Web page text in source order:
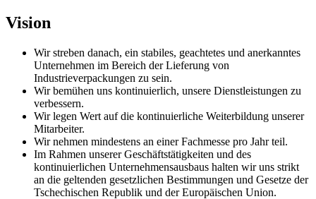
Vision
Wir streben danach, ein stabiles, geachtetes und anerkanntes
Unternehmen im Bereich der Lieferung von
Industrieverpackungen zu sein.
Wir bemühen uns kontinuierlich, unsere Dienstleistungen zu
verbessern.
Wir legen Wert auf die kontinuierliche Weiterbildung unserer
Mitarbeiter.
Wir nehmen mindestens an einer Fachmesse pro Jahr teil.
Im Rahmen unserer Geschäftstätigkeiten und des
kontinuierlichen Unternehmensausbaus halten wir uns strikt
an die geltenden gesetzlichen Bestimmungen und Gesetze der
Tschechischen Republik und der Europäischen Union.